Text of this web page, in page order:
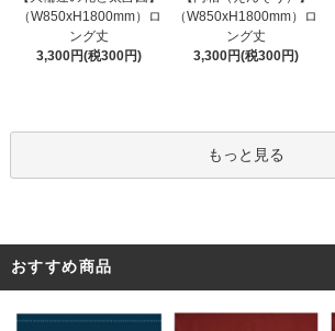
（W850xH1800mm）ロ
ング丈
3,300円(税300円)
（W850xH1800mm）ロ
ング丈
3,300円(税300円)
もっと見る
おすすめ商品